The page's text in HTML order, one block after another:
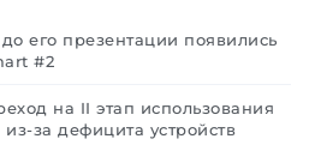
его презентации появились
#2
на II этап использования
за дефицита устройств